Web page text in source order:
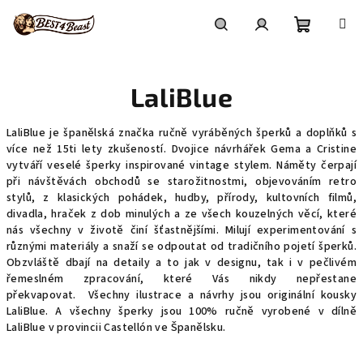
obsah
LaliBlue
LaliBlue je španělská značka ručně vyráběných šperků a doplňků s
více než 15ti lety zkušeností. Dvojice návrhářek Gema a Cristine
vytváří veselé šperky inspirované vintage stylem. Náměty čerpají
při návštěvách obchodů se starožitnostmi, objevováním retro
stylů, z klasických pohádek, hudby, přírody, kultovních filmů,
divadla, hraček z dob minulých a ze všech kouzelných věcí, které
nás všechny v životě činí šťastnějšími. Milují experimentování s
různými materiály a snaží se odpoutat od tradičního pojetí šperků.
Obzvláště dbají na detaily a to jak v designu, tak i v pečlivém
řemeslném zpracování, které Vás nikdy nepřestane
překvapovat.Všechny ilustrace a návrhy jsou originální kousky
LaliBlue. A všechny šperky jsou 100% ručně vyrobené v dílně
LaliBlue v provincii Castellón ve Španělsku.